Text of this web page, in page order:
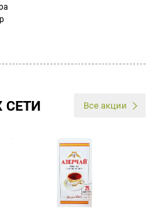
СЕТИ Все акции